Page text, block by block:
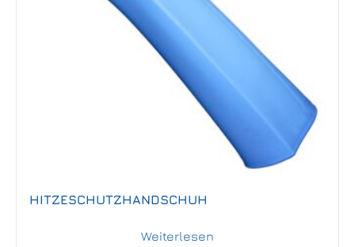
HITZESCHUTZHANDSCHUH
Weiterlesen